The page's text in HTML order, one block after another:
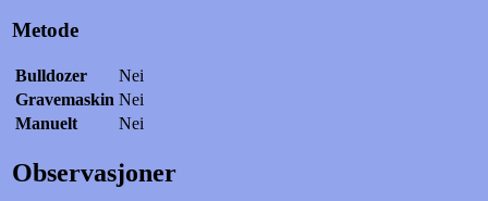
Metode
Bulldozer
Nei
Gravemaskin Nei
Manuelt
Nei
Observasjoner